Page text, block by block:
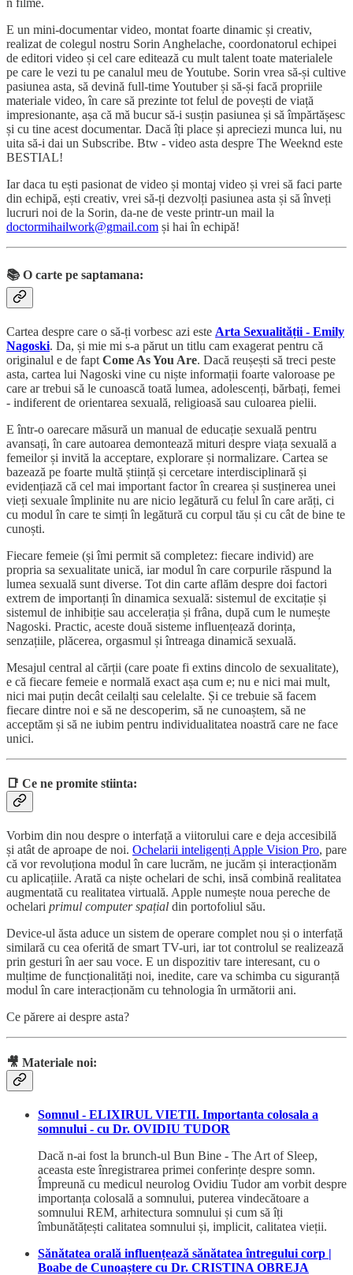
n filme.
E un mini-documentar video, montat foarte dinamic și creativ,
realizat de colegul nostru Sorin Anghelache, coordonatorul echipei
de editori video și cel care editează cu mult talent toate materialele
pe care le vezi tu pe canalul meu de Youtube. Sorin vrea să-și cultive
pasiunea asta, să devină full-time Youtuber și să-și facă propriile
materiale video, în care să prezinte tot felul de povești de viață
impresionante, așa că mă bucur să-i susțin pasiunea și să împărtășesc
și cu tine acest documentar. Dacă îți place și apreciezi munca lui, nu
uita să-i dai un Subscribe. Btw - video asta despre The Weeknd este
BESTIAL!
Iar daca tu ești pasionat de video și montaj video și vrei să faci parte
din echipă, ești creativ, vrei să-ți dezvolți pasiunea asta și să înveți
lucruri noi de la Sorin, da-ne de veste printr-un mail la
doctormihailwork@gmail.com și hai în echipă!
📚 O carte pe saptamana:
Cartea despre care o să-ți vorbesc azi este Arta Sexualității - Emily
Nagoski. Da, și mie mi s-a părut un titlu cam exagerat pentru că
originalul e de fapt Come As You Are. Dacă reușești să treci peste
asta, cartea lui Nagoski vine cu niște informații foarte valoroase pe
care ar trebui să le cunoască toată lumea, adolescenți, bărbați, femei
- indiferent de orientarea sexuală, religioasă sau culoarea pielii.
E într-o oarecare măsură un manual de educație sexuală pentru
avansați, în care autoarea demontează mituri despre viața sexuală a
femeilor și invită la acceptare, explorare și normalizare. Cartea se
bazează pe foarte multă știință și cercetare interdisciplinară și
evidențiază că cel mai important factor în crearea și susținerea unei
vieți sexuale împlinite nu are nicio legătură cu felul în care arăți, ci
cu modul în care te simți în legătură cu corpul tău și cu cât de bine te
cunoști.
Fiecare femeie (și îmi permit să completez: fiecare individ) are
propria sa sexualitate unică, iar modul în care corpurile răspund la
lumea sexuală sunt diverse. Tot din carte aflăm despre doi factori
extrem de importanți în dinamica sexuală: sistemul de excitație și
sistemul de inhibiție sau accelerația și frâna, după cum le numește
Nagoski. Practic, aceste două sisteme influențează dorința,
senzațiile, plăcerea, orgasmul și întreaga dinamică sexuală.
Mesajul central al cărții (care poate fi extins dincolo de sexualitate),
e că fiecare femeie e normală exact așa cum e; nu e nici mai mult,
nici mai puțin decât ceilalți sau celelalte. Și ce trebuie să facem
fiecare dintre noi e să ne descoperim, să ne cunoaștem, să ne
acceptăm și să ne iubim pentru individualitatea noastră care ne face
unici.
📑 Ce ne promite stiinta:
Vorbim din nou despre o interfață a viitorului care e deja accesibilă
și atât de aproape de noi. Ochelarii inteligenți Apple Vision Pro, pare
că vor revoluționa modul în care lucrăm, ne jucăm și interacționăm
cu aplicațiile. Arată ca niște ochelari de schi, insă combină realitatea
augmentată cu realitatea virtuală. Apple numește noua pereche de
ochelari primul computer spațial din portofoliul său.
Device-ul ăsta aduce un sistem de operare complet nou și o interfață
similară cu cea oferită de smart TV-uri, iar tot controlul se realizează
prin gesturi în aer sau voce. E un dispozitiv tare interesant, cu o
mulțime de funcționalități noi, inedite, care va schimba cu siguranță
modul în care interacționăm cu tehnologia în următorii ani.
Ce părere ai despre asta?
🎥 Materiale noi:
Somnul - ELIXIRUL VIETII. Importanta colosala a
somnului - cu Dr. OVIDIU TUDOR
Dacă n-ai fost la brunch-ul Bun Bine - The Art of Sleep,
aceasta este înregistrarea primei conferințe despre somn.
Împreună cu medicul neurolog Ovidiu Tudor am vorbit despre
importanța colosală a somnului, puterea vindecătoare a
somnului REM, arhitectura somnului și cum să îți
îmbunătățești calitatea somnului și, implicit, calitatea vieții.
Sănătatea orală influențează sănătatea întregului corp |
Boabe de Cunoaștere cu Dr. CRISTINA OBREJA